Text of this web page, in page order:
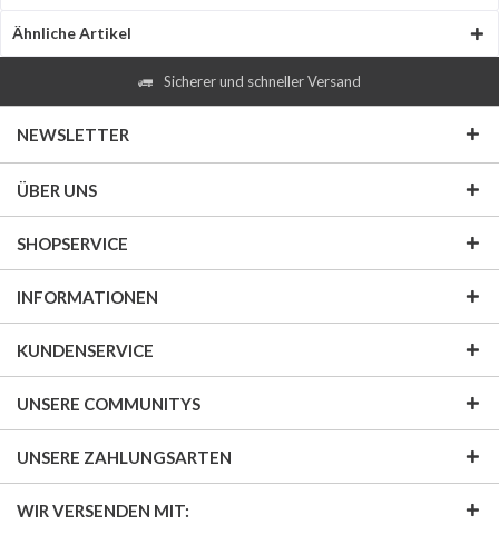
Ähnliche Artikel
Sicherer und schneller Versand
NEWSLETTER
ÜBER UNS
SHOPSERVICE
INFORMATIONEN
KUNDENSERVICE
UNSERE COMMUNITYS
UNSERE ZAHLUNGSARTEN
WIR VERSENDEN MIT: